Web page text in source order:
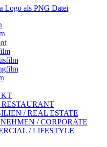
RESTAURANT
/ REAL ESTATE
/ CORPORATE
/ LIFESTYLE